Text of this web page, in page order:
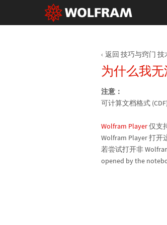
返回 技巧与窍门 技
为什么我无
注意：
可计算文档格式
Wolfram Player仅支
Wolfram Player 打开
若尝试打开非
opened by the